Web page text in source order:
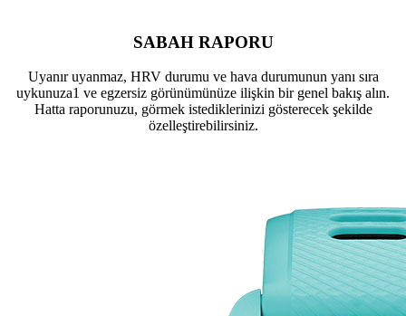
SABAH RAPORU
Uyanır uyanmaz, HRV durumu ve hava durumunun yanı sıra
uykunuza1 ve egzersiz görünümünüze ilişkin bir genel bakış alın.
Hatta raporunuzu, görmek istediklerinizi gösterecek şekilde
özelleştirebilirsiniz.